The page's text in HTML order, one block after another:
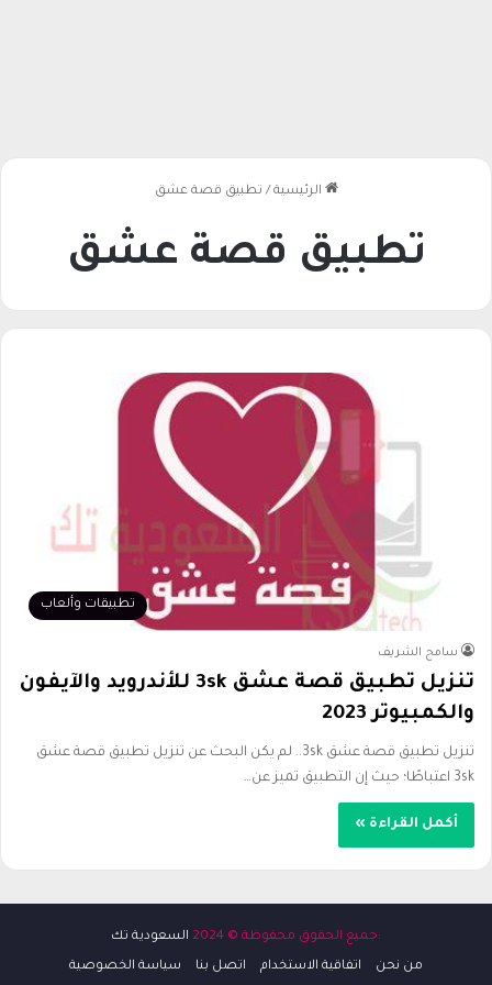
الرئيسية / تطبيق قصة عشق
تطبيق قصة عشق
تطبيقات وألعاب
سامح الشريف
تنزيل تطبيق قصة عشق 3sk للأندرويد والآيفون
والكمبيوتر 2023
تنزيل تطبيق قصة عشق 3sk.. لم يكن البحث عن تنزيل تطبيق قصة عشق
3sk اعتباطًا؛ حيث إن التطبيق تميز عن…
أكمل القراءة »
:جميع الحقوق محفوظة © 2024 السعودية تك
من نحن اتفاقية الاستخدام اتصل بنا سياسة الخصوصية